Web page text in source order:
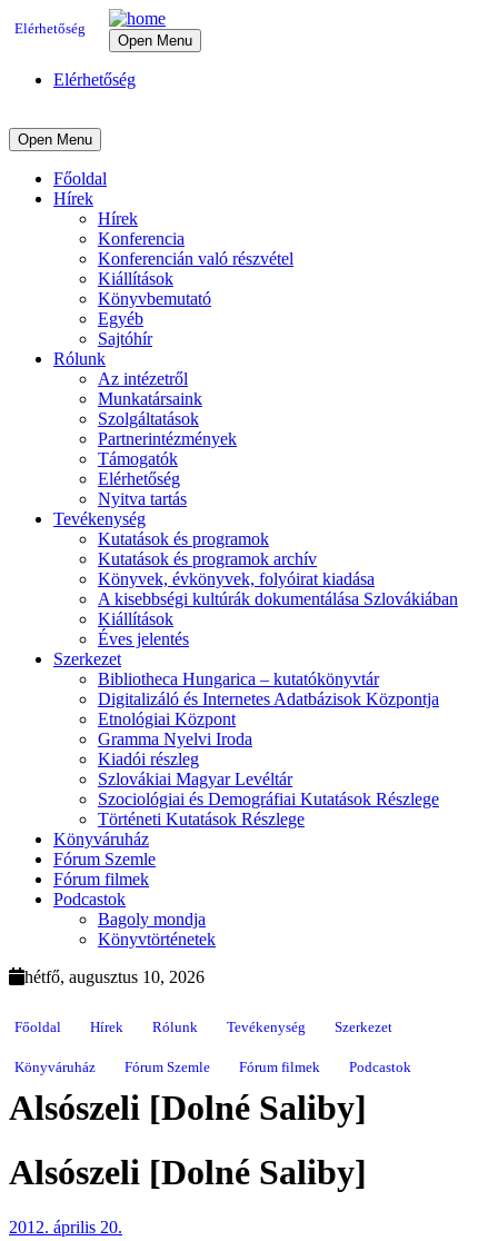
Elérhetőség
Open Menu
Elérhetőség
Open Menu
Főoldal
Hírek
Hírek
Konferencia
Konferencián való részvétel
Kiállítások
Könyvbemutató
Egyéb
Sajtóhír
Rólunk
Az intézetről
Munkatársaink
Szolgáltatások
Partnerintézmények
Támogatók
Elérhetőség
Nyitva tartás
Tevékenység
Kutatások és programok
Kutatások és programok archív
Könyvek, évkönyvek, folyóirat kiadása
A kisebbségi kultúrák dokumentálása Szlovákiában
Kiállítások
Éves jelentés
Szerkezet
Bibliotheca Hungarica – kutatókönyvtár
Digitalizáló és Internetes Adatbázisok Központja
Etnológiai Központ
Gramma Nyelvi Iroda
Kiadói részleg
Szlovákiai Magyar Levéltár
Szociológiai és Demográfiai Kutatások Részlege
Történeti Kutatások Részlege
Könyváruház
Fórum Szemle
Fórum filmek
Podcastok
Bagoly mondja
Könyvtörténetek
hétfő, augusztus 10, 2026
Főoldal Hírek Rólunk Tevékenység Szerkezet
Könyváruház Fórum Szemle Fórum filmek Podcastok
Alsószeli [Dolné Saliby]
Alsószeli [Dolné Saliby]
2012. április 20.